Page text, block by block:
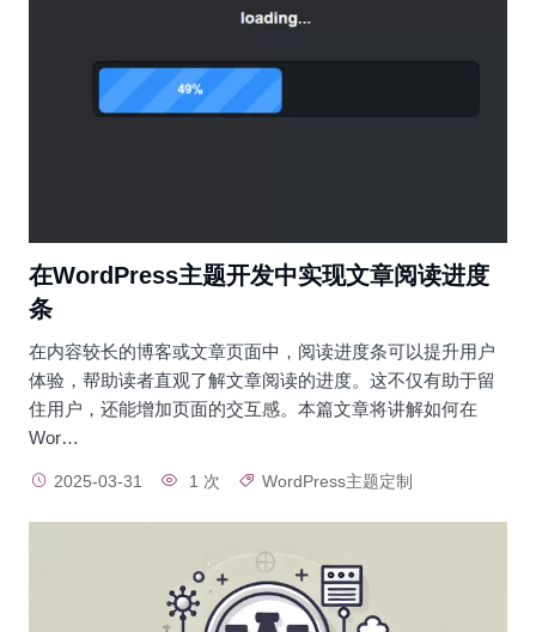
在WordPress主题开发中实现文章阅读进度
条
在内容较长的博客或文章页面中，阅读进度条可以提升用户
体验，帮助读者直观了解文章阅读的进度。这不仅有助于留
住用户，还能增加页面的交互感。本篇文章将讲解如何在
Wor…
2025-03-31 1 次 WordPress主题定制